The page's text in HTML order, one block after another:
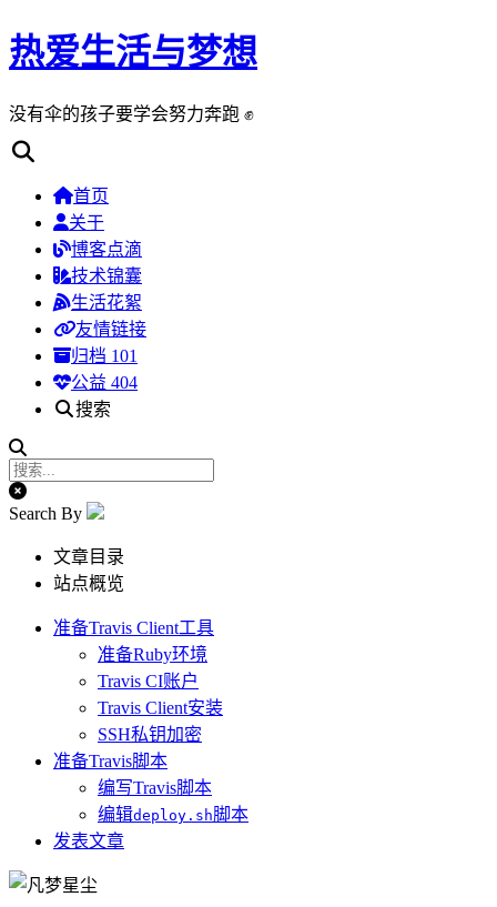
热爱生活与梦想
没有伞的孩子要学会努力奔跑 ✊
首页
关于
博客点滴
技术锦囊
生活花絮
友情链接
归档 101
公益 404
搜索
Search By
文章目录
站点概览
准备Travis Client工具
准备Ruby环境
Travis CI账户
Travis Client安装
SSH私钥加密
准备Travis脚本
编写Travis脚本
编辑deploy.sh脚本
发表文章